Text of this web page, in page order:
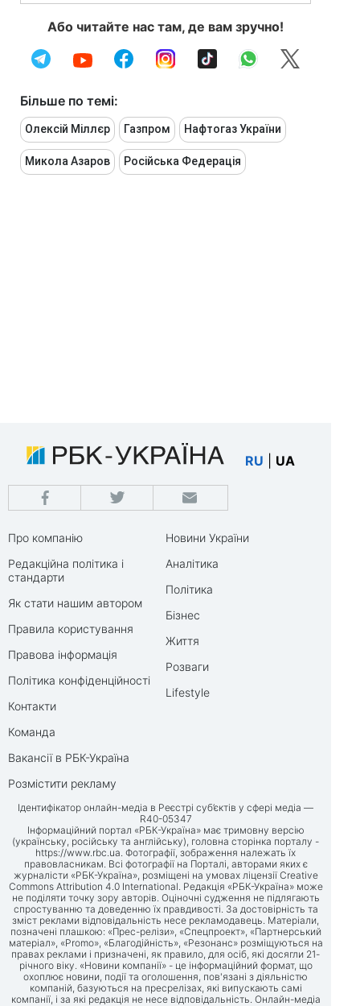
Або читайте нас там, де вам зручно!
Більше по темі:
Олексій Міллєр Газпром Нафтогаз України
Микола Азаров Російська Федерація
RU UA
Про компанію
Редакційна політика і
стандарти
Як стати нашим автором
Правила користування
Правова інформація
Політика конфіденційності
Контакти
Команда
Вакансії в РБК-Україна
Розмістити рекламу
Новини України
Аналітика
Політика
Бізнес
Життя
Розваги
Lifestyle
Ідентифікатор онлайн-медіа в Реєстрі суб’єктів у сфері медіа —
R40-05347
Інформаційний портал «РБК-Україна» має тримовну версію
(українську, російську та англійську), головна сторінка порталу -
https://www.rbc.ua. Фотографії, зображення належать їх
правовласникам. Всі фотографії на Порталі, авторами яких є
журналісти «РБК-Україна», розміщені на умовах ліцензії Creative
Commons Attribution 4.0 International. Редакція «РБК-Україна» може
не поділяти точку зору авторів. Оціночні судження не підлягають
спростуванню та доведенню їх правдивості. За достовірність та
зміст реклами відповідальність несе рекламодавець. Матеріали,
позначені плашкою: «Прес-релізи», «Спецпроект», «Партнерський
матеріал», «Promo», «Благодійність», «Резонанс» розміщуються на
правах реклами і призначені, як правило, для осіб, які досягли 21-
річного віку. «Новини компанії» - це інформаційний формат, що
охоплює новини, події та оголошення, пов'язані з діяльністю
компаній, базуються на пресрелізах, які випускають самі
компанії, і за які редакція не несе відповідальність. Онлайн-медіа